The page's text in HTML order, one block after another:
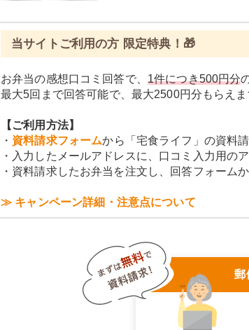
当サイトご利用の方 限定特典！🎁
お弁当の感想口コミ回答で、 1件につき500円分
最大5回まで回答可能で、最大2500円分もらえ
【ご利用方法】
・ 資料請求フォームから「宅食ライフ」の資料
・入力したメールアドレスに、口コミ入力用の
・資料請求したお弁当を注文し、回答フォーム
≫ キャンペーン詳細・注意点について
郵